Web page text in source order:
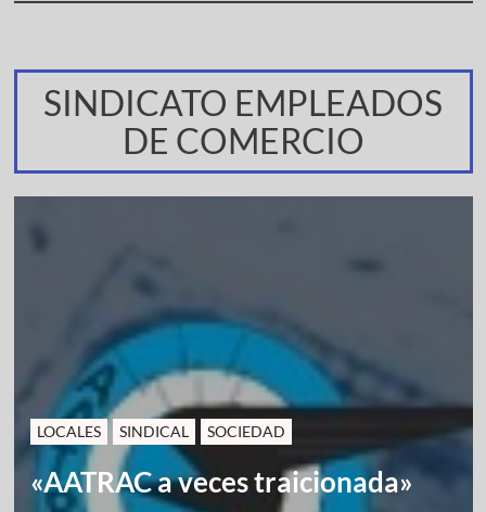
SINDICATO EMPLEADOS
DE COMERCIO
LOCALES SINDICAL SOCIEDAD
«AATRAC a veces traicionada»